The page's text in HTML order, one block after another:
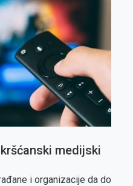
medijski
i organizacije da do